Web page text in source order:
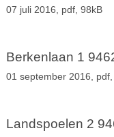
07 juli 2016, pdf, 98kB
Berkenlaan 1
01 september 2016, pdf
Landspoelen 2